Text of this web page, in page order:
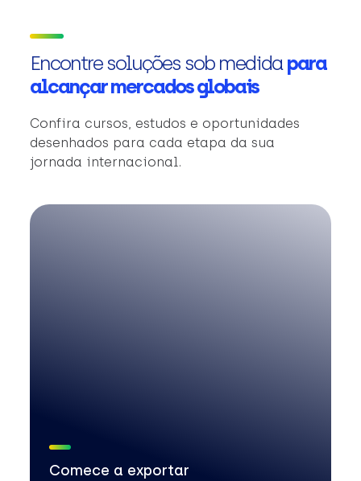
Encontre soluções sob medidapara
alcançar mercados globais
Confira cursos, estudos e oportunidades
desenhados para cada etapa da sua
jornada internacional.
Comece a exportar